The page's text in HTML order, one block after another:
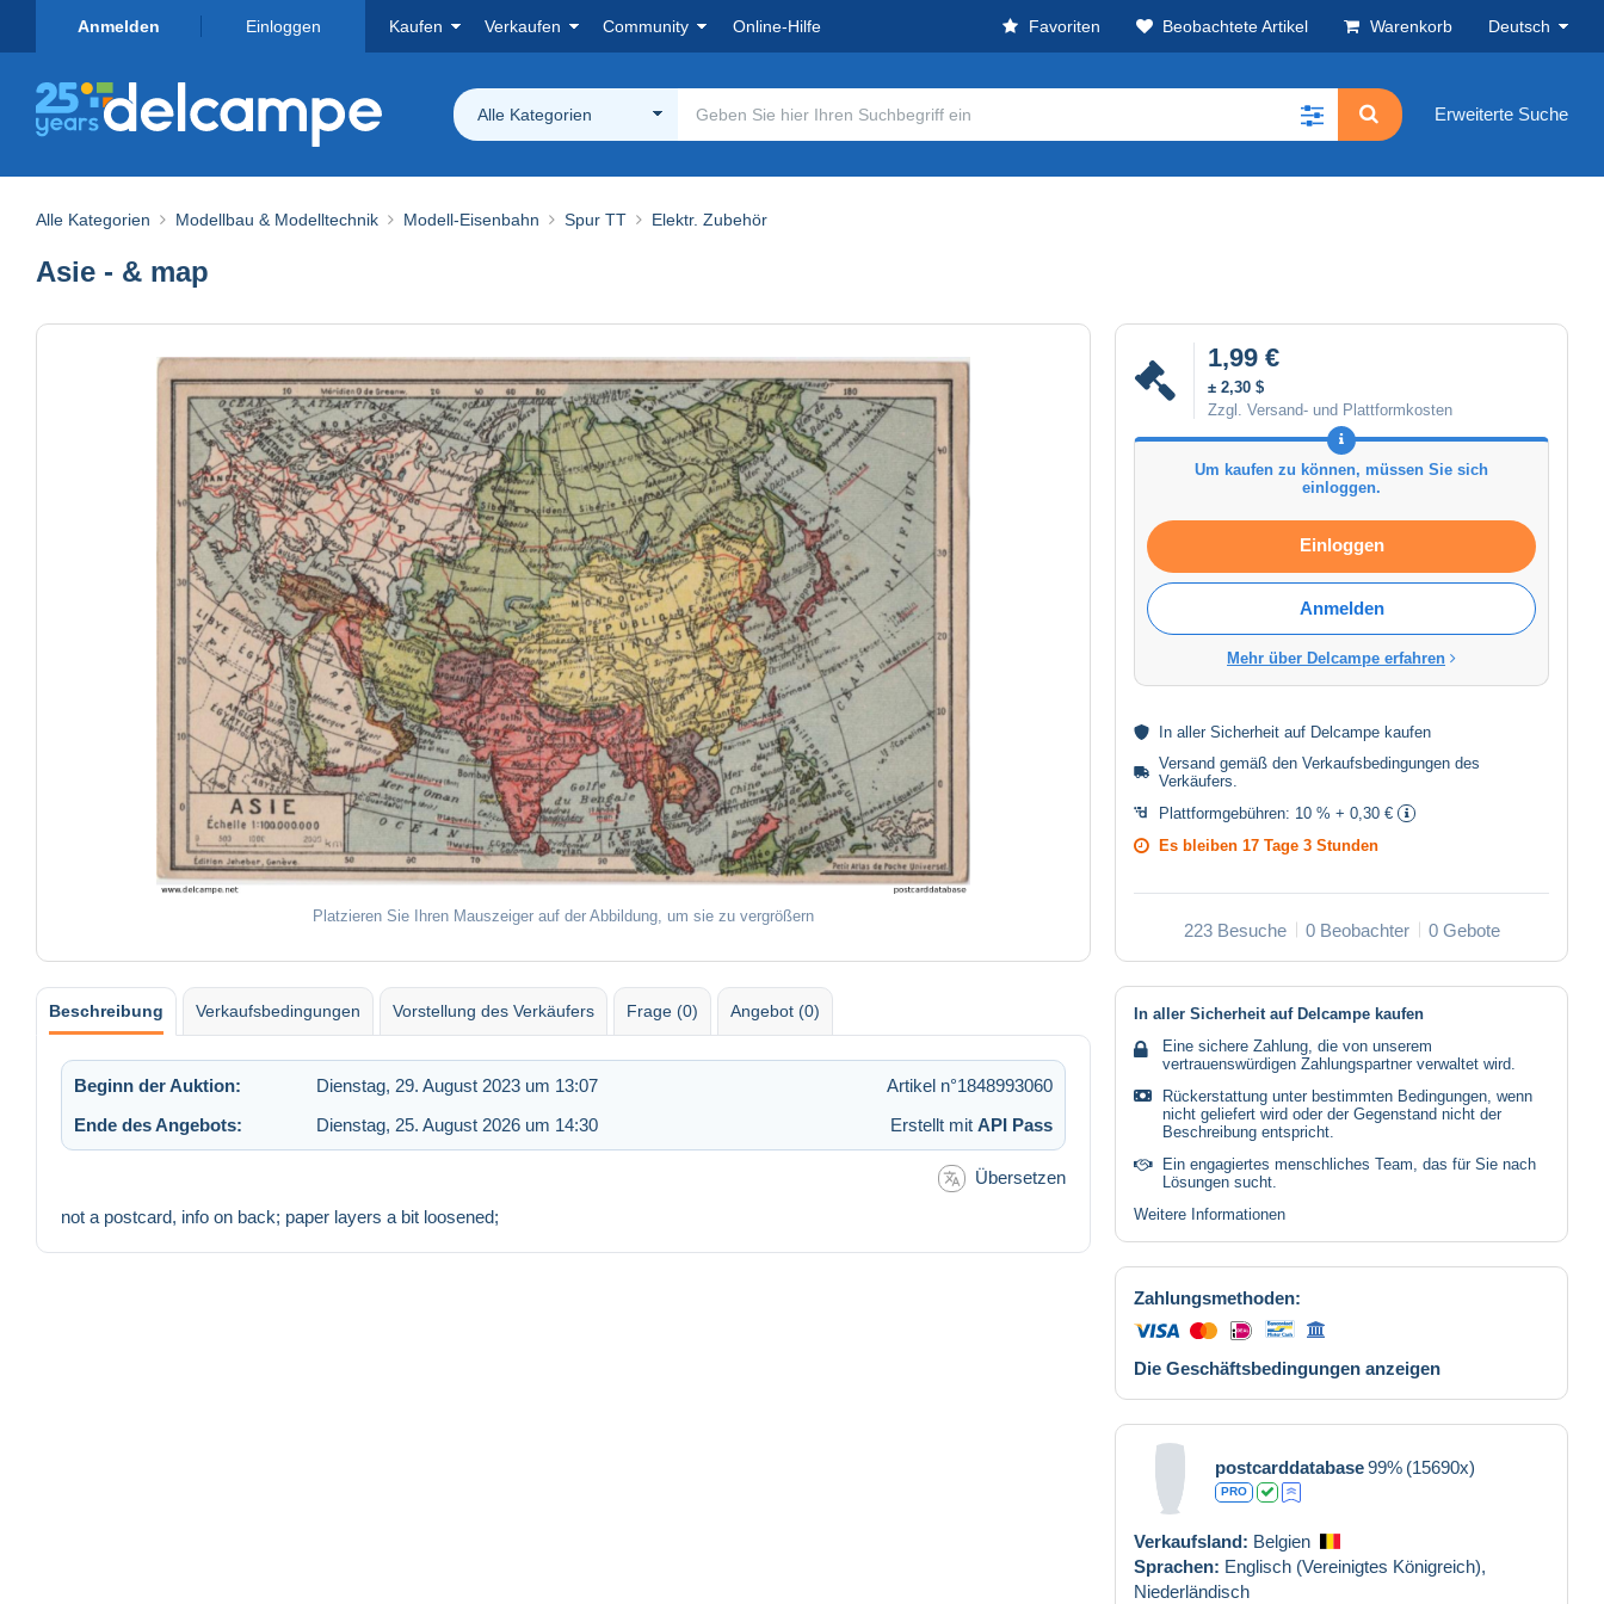
Anmelden Einloggen Kaufen Verkaufen Community Online-Hilfe Favoriten Beobachtete Artikel Warenkorb Deutsch
Alle Kategorien Erweiterte Suche
Alle Kategorien Modellbau & Modelltechnik Modell-Eisenbahn Spur TT Elektr. Zubehör
Asie - & map
Platzieren Sie Ihren Mauszeiger auf der Abbildung, um sie zu vergrößern
1,99 €
± 2,30 $
Zzgl. Versand- und Plattformkosten
Um kaufen zu können, müssen Sie sich
einloggen.
Einloggen
Anmelden
Mehr über Delcampe erfahren
In aller Sicherheit auf Delcampe kaufen
Versand gemäß den Verkaufsbedingungen des
Verkäufers
Plattformgebühren: 10 % + 0,30 €
Es bleiben 17 Tage 3 Stunden
223 Besuche 0 Beobachter 0 Gebote
Beschreibung Verkaufsbedingungen Vorstellung des Verkäufers Frage (0) Angebot (0)
Beginn der Auktion: Dienstag, 29. August 2023 um 13:07
Artikel n°1848993060
Ende des Angebots:
Dienstag, 25. August 2026 um 14:30 Erstellt mit API Pass
Übersetzen
not a postcard, info on back; paper layers a bit loosened;
In aller Sicherheit auf Delcampe kaufen
Eine sichere Zahlung, die von unserem
vertrauenswürdigen Zahlungspartner verwaltet wird.
Rückerstattung unter bestimmten Bedingungen, wenn
nicht geliefert wird oder der Gegenstand nicht der
Beschreibung entspricht.
Ein engagiertes menschliches Team, das für Sie nach
Lösungen sucht.
Weitere Informationen
Zahlungsmethoden:
Die Geschäftsbedingungen anzeigen
postcarddatabase99% (15690x)
PRO
Verkaufsland: Belgien
Sprachen: Englisch (Vereinigtes Königreich),
Niederländisch